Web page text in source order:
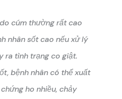
cúm thường rất cao
nhân sốt cao nếu xử lý
ra tình trạng co giật.
bệnh nhân có thể xuất
ho nhiều, chảy